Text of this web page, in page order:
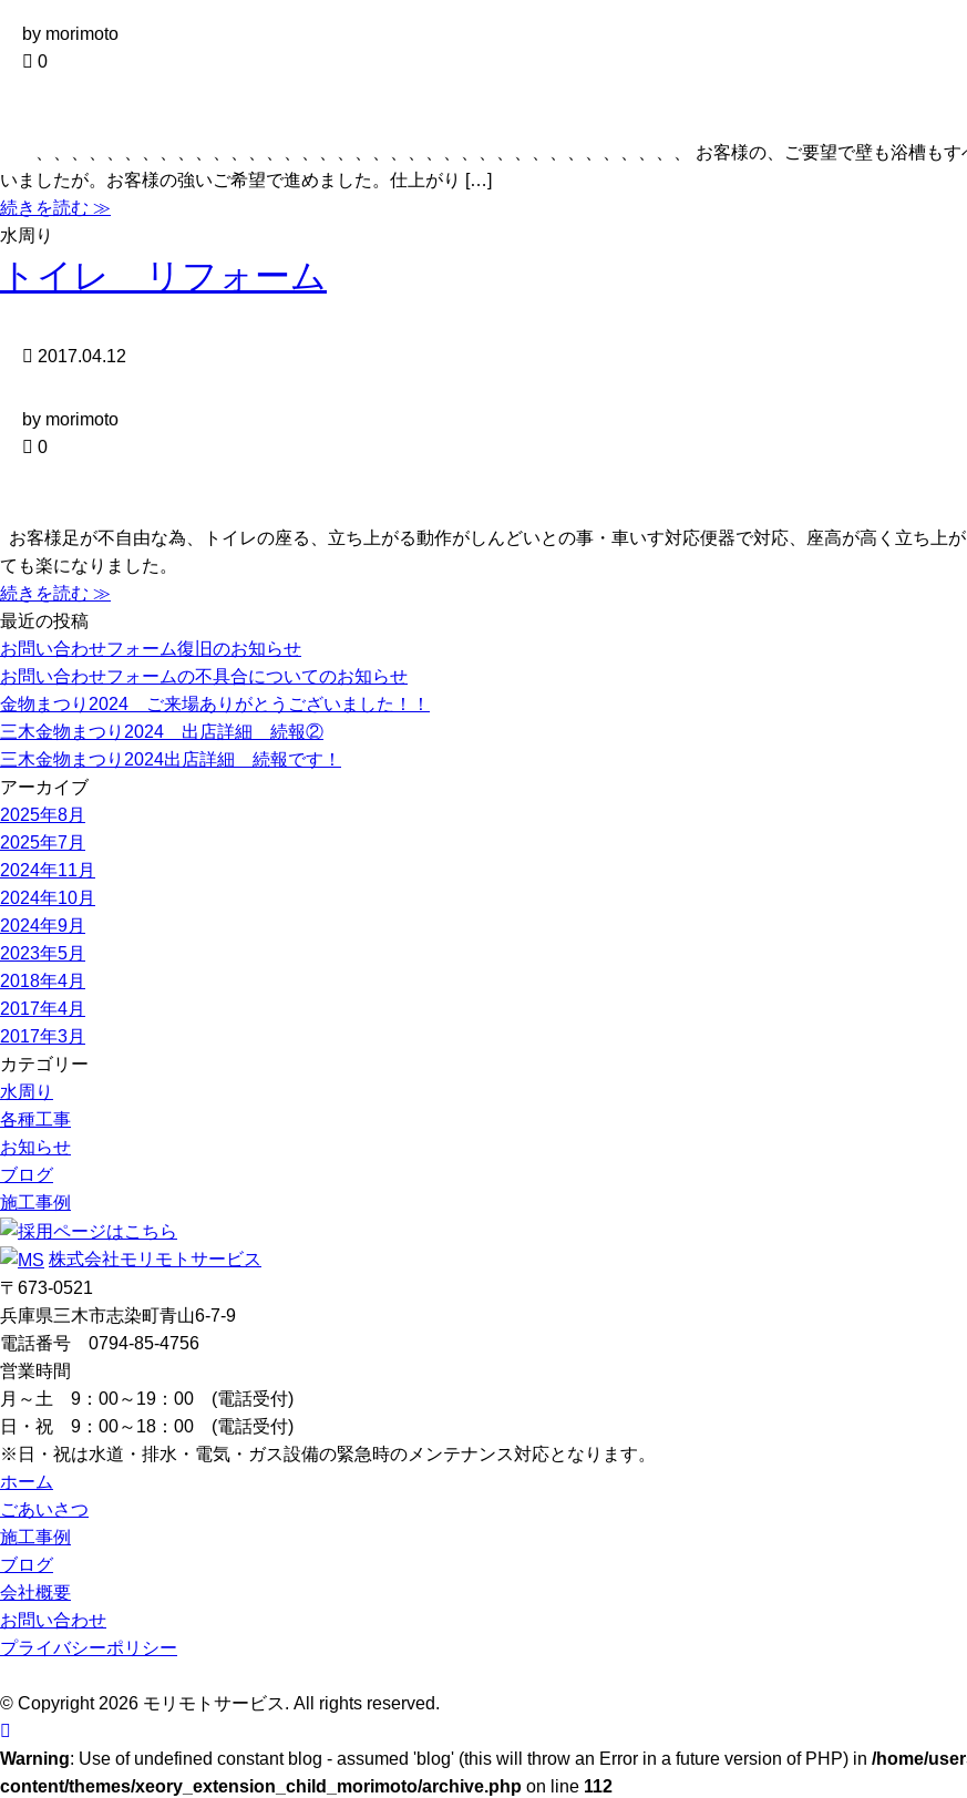
by morimoto
0
、、、、、、、、、、、、、、、、、、、、、、、、、、、、、、、、、、、、、 お客様の、ご要望で壁も浴槽も
いましたが。お客様の強いご希望で進めました。仕上がり […]
続きを読む ≫
水周り
トイレ リフォーム
2017.04.12
by morimoto
0
お客様足が不自由な為、トイレの座る、立ち上がる動作がしんどいとの事・車いす対応便器で対応、座高が高く立ち上
ても楽になりました。
続きを読む ≫
最近の投稿
お問い合わせフォーム復旧のお知らせ
お問い合わせフォームの不具合についてのお知らせ
金物まつり2024 ご来場ありがとうございました！！
三木金物まつり2024 出店詳細 続報②
三木金物まつり2024出店詳細 続報です！
アーカイブ
2025年8月
2025年7月
2024年11月
2024年10月
2024年9月
2023年5月
2018年4月
2017年4月
2017年3月
カテゴリー
水周り
各種工事
お知らせ
ブログ
施工事例
株式会社モリモトサービス
〒673-0521
兵庫県三木市志染町青山6-7-9
電話番号 0794-85-4756
営業時間
月～土 9：00～19：00 (電話受付)
日・祝 9：00～18：00 (電話受付)
※日・祝は水道・排水・電気・ガス設備の緊急時のメンテナンス対応となります。
ホーム
ごあいさつ
施工事例
ブログ
会社概要
お問い合わせ
プライバシーポリシー
© Copyright 2026 モリモトサービス. All rights reserved.
Warning: Use of undefined constant blog - assumed 'blog' (this will throw an Error in a future version of PHP) in /home/
content/themes/xeory_extension_child_morimoto/archive.php on line 112